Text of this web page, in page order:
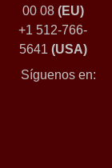
00 08 (EU)
+1 512-766-
5641 (USA)
Síguenos en: